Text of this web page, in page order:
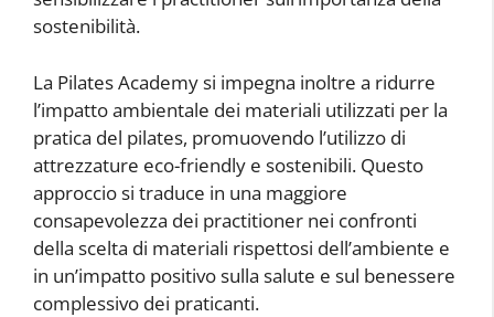
sostenibilità.
La Pilates Academy si impegna inoltre a ridurre
l’impatto ambientale dei materiali utilizzati per la
pratica del pilates, promuovendo l’utilizzo di
attrezzature eco-friendly e sostenibili. Questo
approccio si traduce in una maggiore
consapevolezza dei practitioner nei confronti
della scelta di materiali rispettosi dell’ambiente e
in un’impatto positivo sulla salute e sul benessere
complessivo dei praticanti.